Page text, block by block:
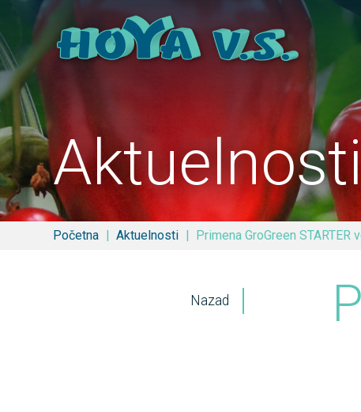
Aktuelnosti
Početna Aktuelnosti Primena GroGreen
Nazad